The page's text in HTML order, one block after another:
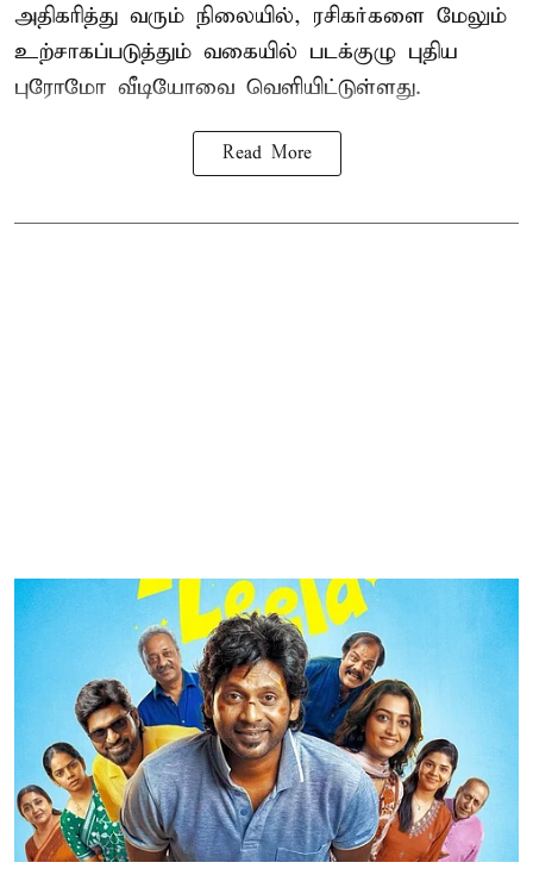
அதிகரித்து வரும் நிலையில், ரசிகர்களை மேலும்
உற்சாகப்படுத்தும் வகையில் படக்குழு புதிய
புரோமோ வீடியோவை வெளியிட்டுள்ளது.
Read More